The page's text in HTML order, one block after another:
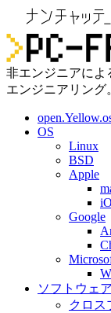
非エンジニアによ
エンジニアリング
OS
Linux
BSD
Apple
Google
ソフトウェア
クロス